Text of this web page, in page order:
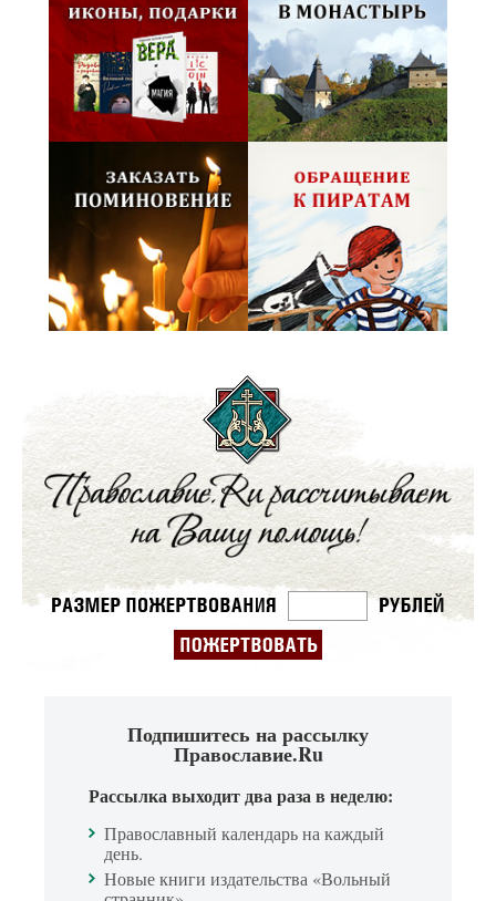
Подпишитесь на рассылку
Православие.Ru
Рассылка выходит два раза в неделю:
Православный календарь на каждый
день.
Новые книги издательства «Вольный